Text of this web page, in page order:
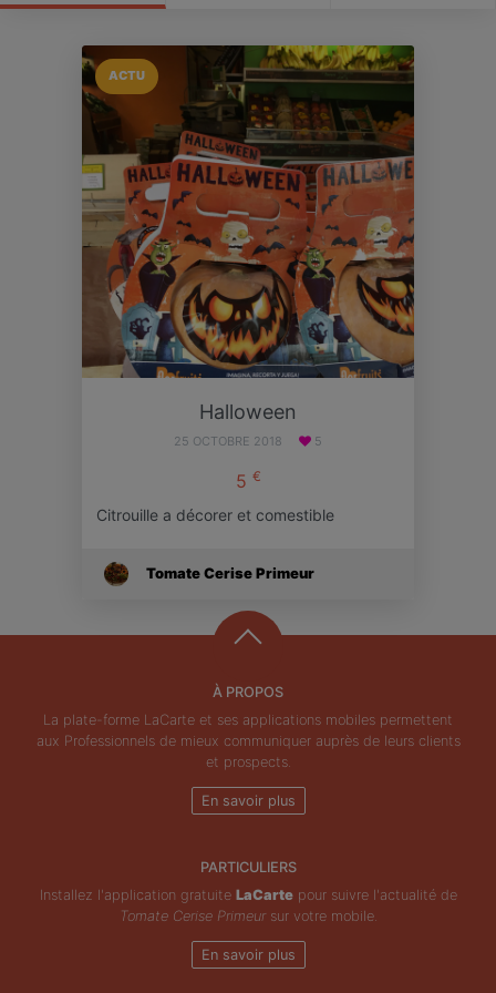
ACTU
Halloween
25 OCTOBRE 2018 5
5 €
Citrouille a décorer et comestible
Tomate Cerise Primeur
À PROPOS
La plate-forme LaCarte et ses applications mobiles permettent
aux Professionnels de mieux communiquer auprès de leurs clients
et prospects.
En savoir plus
PARTICULIERS
Installez l'application gratuite LaCartepour suivre l'actualité de
Tomate Cerise Primeursur votre mobile.
En savoir plus